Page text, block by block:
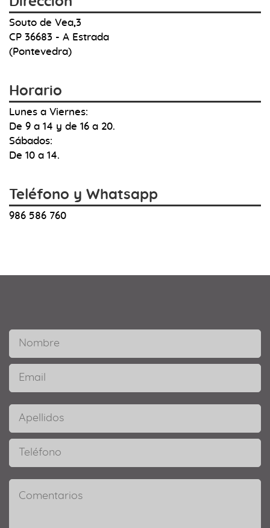
Souto de Vea,3
CP 36683 - A Estrada
(Pontevedra)
Horario
Lunes a Viernes:
De 9 a 14 y de 16 a 20.
Sábados:
De 10 a 14.
Teléfono y Whatsapp
986 586 760